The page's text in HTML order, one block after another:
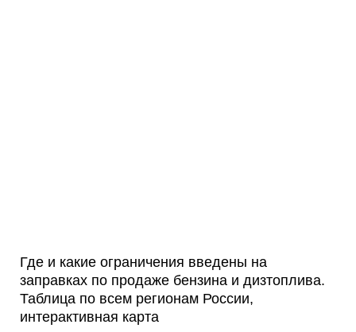
Где и какие ограничения введены на
заправках по продаже бензина и дизтоплива.
Таблица по всем регионам России,
интерактивная карта